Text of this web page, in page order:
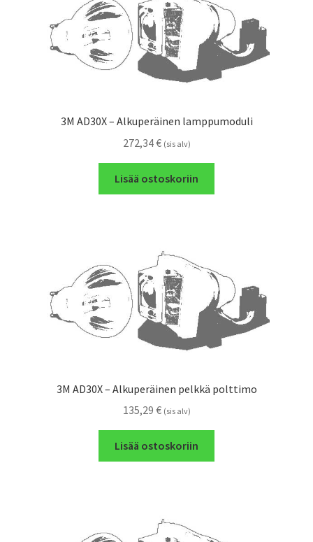
3M AD30X – Alkuperäinen lamppumoduli
272,34€ (sis alv)
Lisää ostoskoriin
3M AD30X – Alkuperäinen pelkkä polttimo
135,29 € (sis alv)
Lisää ostoskoriin